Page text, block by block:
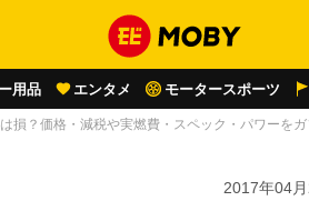
用品 エンタメ モータースポーツ
損？価格・減税や実燃費・スペック・パワーを
2017年04